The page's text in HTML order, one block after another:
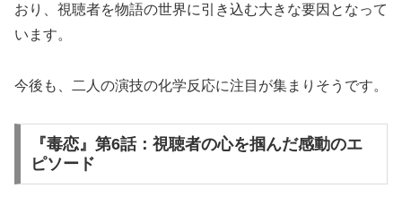
おり、視聴者を物語の世界に引き込む大きな要因となって
います。
今後も、二人の演技の化学反応に注目が集まりそうです。
『毒恋』第6話：視聴者の心を掴んだ感動のエ
ピソード